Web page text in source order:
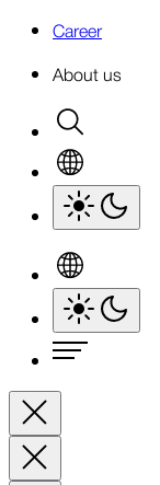
Career
About us